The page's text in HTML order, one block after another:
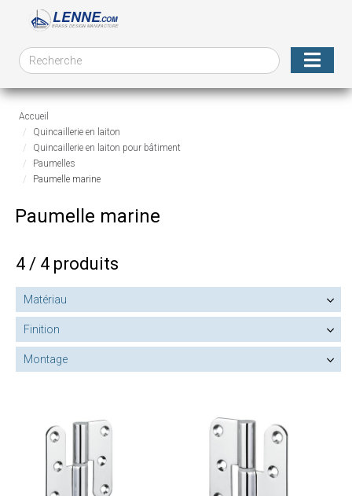
Accueil
Quincaillerie en laiton
Quincaillerie en laiton pour bâtiment
Paumelles
Paumelle marine
Paumelle marine
4 / 4 produits
Matériau
Finition
Montage